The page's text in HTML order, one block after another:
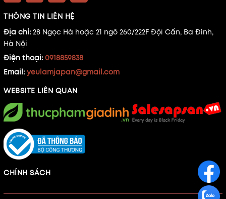
THÔNG TIN LIÊN HỆ
Địa chỉ: 28 Ngọc Hà hoặc 21 ngõ 260/222F Đội Cấn, Ba Đình,
Hà Nội
Điện thoại: 0918859838
Email: yeulamjapan@gmail.com
WEBSITE LIÊN QUAN
CHÍNH SÁCH